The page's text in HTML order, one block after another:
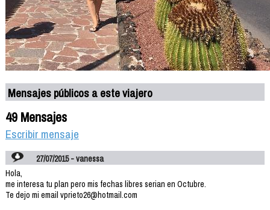
Mensajes públicos a este viajero
49 Mensajes
Escribir mensaje
27/07/2015 - vanessa
Hola,
me interesa tu plan pero mis fechas libres serian en Octubre.
Te dejo mi email vprieto26@hotmail.com